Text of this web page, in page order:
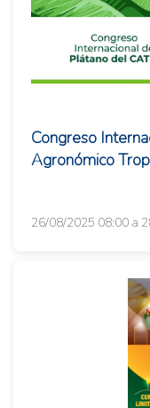
Congreso
Agronómico
26/08/2025 08:00 a